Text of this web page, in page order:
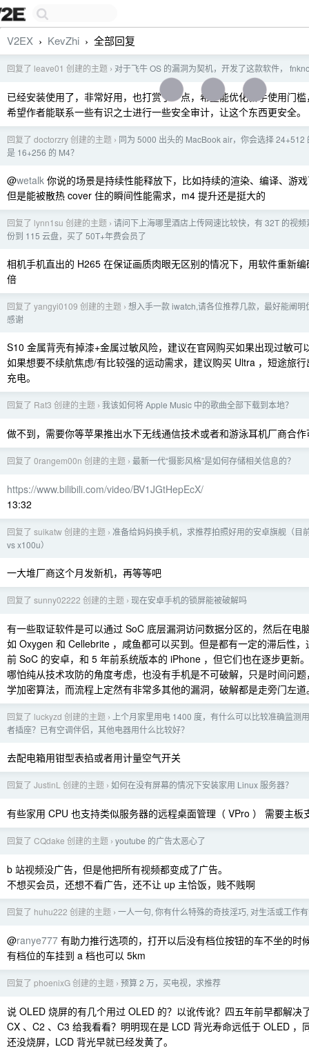
V2EX › KevZhi › 全部回复
回复了 leave01 创建的主题 › 对于飞牛 OS 的漏洞为契机，开发了这款软件，
已经安装使用了，非常好用，也打赏了一点，希望能优化新手使用门
希望作者能联系一些有识之士进行一些安全审计，让这个东西更安全。
回复了 doctorzry 创建的主题 › 同为 5000 出头的 MacBook air，你会选择 24+512
是 16+256 的 M4？
@wetalk 你说的场景是持续性能释放下，比如持续的渲染、编译、游
但是能被散热 cover 住的瞬间性能需求，m4 提升还是挺大的
回复了 lynn1su 创建的主题 › 请问下上海哪里酒店上传网速比较快，有 32T 的视
份到 115 云盘，买了 50T+年费会员了
相机手机直出的 H265 在保证画质肉眼无区别的情况下，用软件重新
倍
回复了 yangyi0109 创建的主题 › 想入手一款 iwatch,请各位推荐几款，最好能阐明
感谢
S10 金属背壳有掉漆+金属过敏风险，建议在官网购买如果出现过敏可
如果想要不续航焦虑/有比较强的运动需求，建议购买 Ultra ，短途旅
充电。
回复了 Rat3 创建的主题 › 我该如何将 Apple Music 中的歌曲全部下载到本地？
做不到，需要你等苹果推出水下无线通信技术或者和游泳耳机厂商合
回复了 0rangem00n 创建的主题 › 最新一代“摄影风格”是如何存储相关信息的？
https://www.bilibili.com/video/BV1JGtHepEcX/
13:32
回复了 suikatw 创建的主题 › 准备给妈妈换手机，求推荐拍照好用的安卓旗舰（目
vs x100u）
一大堆厂商这个月发新机，再等等吧
回复了 sunny02222 创建的主题 › 现在安卓手机的锁屏能被破解吗
有一些取证软件是可以通过 SoC 底层漏洞访问数据分区的，然后在电
如 Oxygen 和 Cellebrite ，咸鱼都可以买到。但是都有一定的滞后性
前 SoC 的安卓，和 5 年前系统版本的 iPhone ，但它们也在逐步更新。
哪怕纯从技术攻防的角度考虑，也没有手机是不可破解，只是时间问
学加密算法，而流程上定然有非常多其他的漏洞，破解都是走旁门左道
回复了 luckyzd 创建的主题 ›
上个月家里用电 1400 度，有什么可以比较准确监测
者插座？已有空调伴侣，其他电器用什么比较好？
去配电箱用钳型表掐或者用计量空气开关
回复了 JustinL 创建的主题 › 如何在没有屏幕的情况下安装家用 Linux 服务器？
有些家用 CPU 也支持类似服务器的远程桌面管理（ VPro ） 需要主板
回复了 CQdake 创建的主题 › youtube 的广告太恶心了
b 站视频没广告，但是他把所有视频都变成了广告。
不想买会员，还想不看广告，还不让 up 主恰饭，贱不贱啊
回复了 huhu222 创建的主题 › 一人一句, 你有什么特殊的奇技淫巧, 对生活或工作
@ranye777 有助力推行选项的，打开以后没有档位按钮的车不坐的时
有档位的车挂到 a 档也可以 5km
回复了 phoenixG 创建的主题 › 预算 2 万，买电视，求推荐
说 OLED 烧屏的有几个用过 OLED 的？以讹传讹？四五年前早都解决
CX 、C2 、C3 给我看看？明明现在是 LCD 背光寿命远低于 OLED ，
还没烧屏，LCD 背光早就已经发黄了。